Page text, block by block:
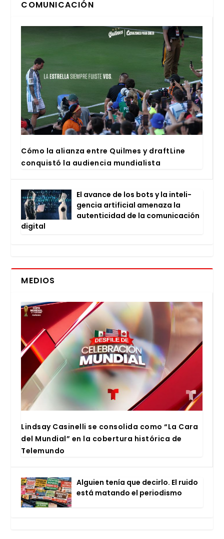
COMUNICACIÓN
Cómo la alian­za entre Quil­mes y draftLi­ne
con­quis­tó la audien­cia mun­dia­lis­ta
El avan­ce de los bots y la inte­li­
gen­cia arti­fi­cial ame­na­za la
auten­ti­ci­dad de la comu­ni­ca­ción
digi­tal
MEDIOS
Lind­say Casi­ne­lli se con­so­li­da como “La Cara
del Mun­dial” en la cober­tu­ra his­tó­ri­ca de
Tele­mun­do
Alguien tenía que decir­lo. El rui­do
está matan­do el perio­dis­mo